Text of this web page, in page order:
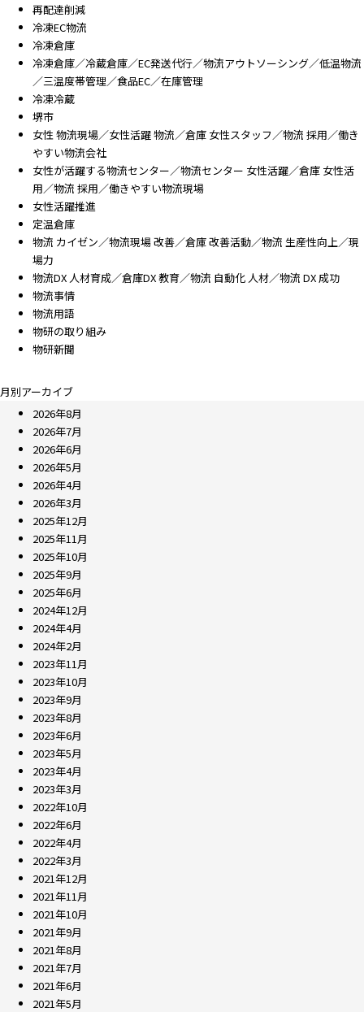
再配達削減
冷凍EC物流
冷凍倉庫
冷凍倉庫／冷蔵倉庫／EC発送代行／物流アウトソーシング／低温物流
／三温度帯管理／食品EC／在庫管理
冷凍冷蔵
堺市
女性 物流現場／女性活躍 物流／倉庫 女性スタッフ／物流 採用／働き
やすい物流会社
女性が活躍する物流センター／物流センター 女性活躍／倉庫 女性活
用／物流 採用／働きやすい物流現場
女性活躍推進
定温倉庫
物流 カイゼン／物流現場 改善／倉庫 改善活動／物流 生産性向上／現
場力
物流DX 人材育成／倉庫DX 教育／物流 自動化 人材／物流 DX 成功
物流事情
物流用語
物研の取り組み
物研新聞
月別アーカイブ
2026年8月
2026年7月
2026年6月
2026年5月
2026年4月
2026年3月
2025年12月
2025年11月
2025年10月
2025年9月
2025年6月
2024年12月
2024年4月
2024年2月
2023年11月
2023年10月
2023年9月
2023年8月
2023年6月
2023年5月
2023年4月
2023年3月
2022年10月
2022年6月
2022年4月
2022年3月
2021年12月
2021年11月
2021年10月
2021年9月
2021年8月
2021年7月
2021年6月
2021年5月